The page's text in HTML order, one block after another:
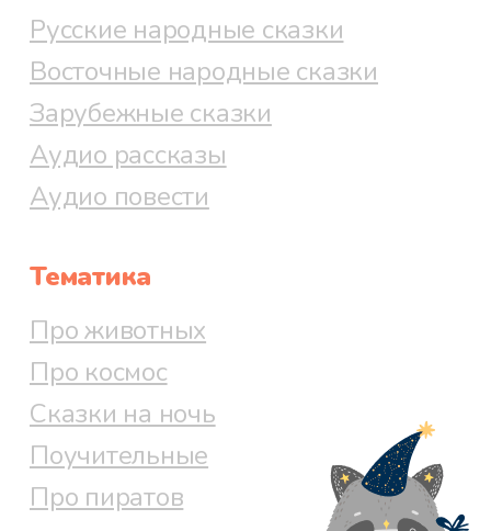
Русские народные сказки
Восточные народные сказки
Зарубежные сказки
Аудио рассказы
Аудио повести
Тематика
Про животных
Про космос
Сказки на ночь
Поучительные
Про пиратов